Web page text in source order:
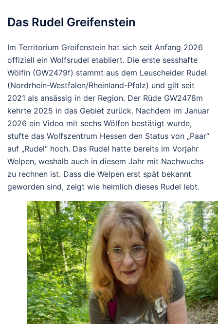
Das Rudel Greifenstein
Im Territorium Greifenstein hat sich seit Anfang 2026
offiziell ein Wolfsrudel etabliert. Die erste sesshafte
Wölfin (GW2479f) stammt aus dem Leuscheider Rudel
(Nordrhein-Westfalen/Rheinland-Pfalz) und gilt seit
2021 als ansässig in der Region. Der Rüde GW2478m
kehrte 2025 in das Gebiet zurück. Nachdem im Januar
2026 ein Video mit sechs Wölfen bestätigt wurde,
stufte das Wolfszentrum Hessen den Status von „Paar“
auf „Rudel“ hoch. Das Rudel hatte bereits im Vorjahr
Welpen, weshalb auch in diesem Jahr mit Nachwuchs
zu rechnen ist. Dass die Welpen erst spät bekannt
geworden sind, zeigt wie heimlich dieses Rudel lebt.